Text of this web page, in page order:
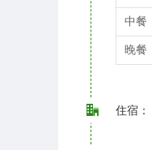
中餐
晚餐
住宿：